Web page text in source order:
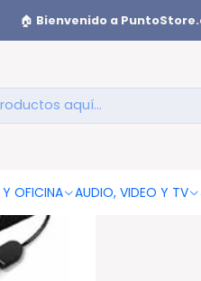
OFICINA AUDIO, VIDEO Y TV
🏠 Bienvenido a
Táctica Con 5 Modos De